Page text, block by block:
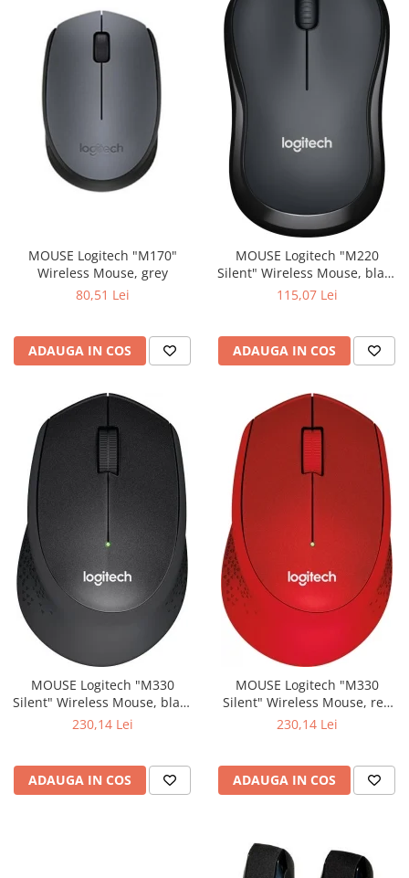
MOUSE Logitech "M170"
Wireless Mouse, grey
80,51 Lei
ADAUGA IN COS
MOUSE Logitech "M220
Silent" Wireless Mouse, black
"910-004878" (include timbru115,07 Lei
ADAUGA IN COS
MOUSE Logitech "M330
Silent" Wireless Mouse, black
"910-004909" (include timbru230,14 Lei
ADAUGA IN COS
MOUSE Logitech "M330
Silent" Wireless Mouse, red
"910-004911" (include timbru230,14 Lei
ADAUGA IN COS